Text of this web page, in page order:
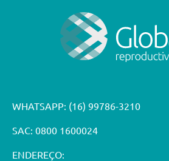
WHATSAPP: (16) 99786-3210
SAC: 0800 1600024
ENDEREÇO: